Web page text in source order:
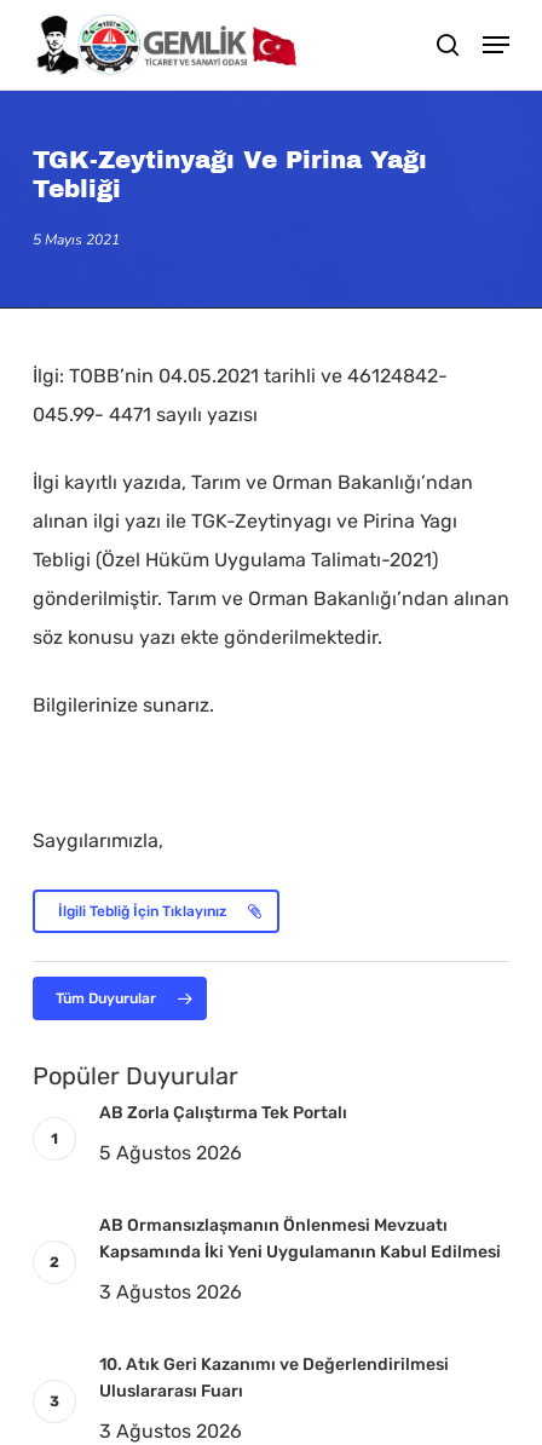
main
search
TGK-Zeytinyağı Ve Pirina Yağı
Tebliği
5 Mayıs 2021
İlgi: TOBB’nin 04.05.2021 tarihli ve 46124842-
045.99- 4471 sayılı yazısı
İlgi kayıtlı yazıda, Tarım ve Orman Bakanlığı’ndan
alınan ilgi yazı ile TGK-Zeytinyagı ve Pirina Yagı
Tebligi (Özel Hüküm Uygulama Talimatı-2021)
gönderilmiştir. Tarım ve Orman Bakanlığı’ndan alınan
söz konusu yazı ekte gönderilmektedir.
Bilgilerinize sunarız.
Saygılarımızla,
İlgili Tebliğ İçin Tıklayınız
Tüm Duyurular
Popüler Duyurular
AB Zorla Çalıştırma Tek Portalı
5 Ağustos 2026
AB Ormansızlaşmanın Önlenmesi Mevzuatı
Kapsamında İki Yeni Uygulamanın Kabul Edilmesi
3 Ağustos 2026
10. Atık Geri Kazanımı ve Değerlendirilmesi
Uluslararası Fuarı
3 Ağustos 2026